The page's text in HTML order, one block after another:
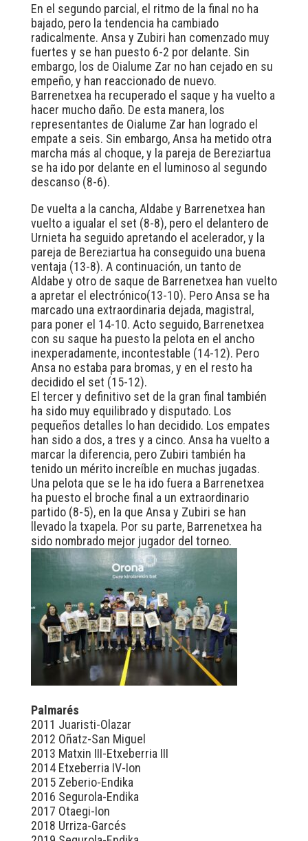
En el segundo parcial, el ritmo de la final no ha
bajado, pero la tendencia ha cambiado
radicalmente. Ansa y Zubiri han comenzado muy
fuertes y se han puesto 6-2 por delante. Sin
embargo, los de Oialume Zar no han cejado en su
empeño, y han reaccionado de nuevo.
Barrenetxea ha recuperado el saque y ha vuelto a
hacer mucho daño. De esta manera, los
representantes de Oialume Zar han logrado el
empate a seis. Sin embargo, Ansa ha metido otra
marcha más al choque, y la pareja de Bereziartua
se ha ido por delante en el luminoso al segundo
descanso (8-6).
De vuelta a la cancha, Aldabe y Barrenetxea han
vuelto a igualar el set (8-8), pero el delantero de
Urnieta ha seguido apretando el acelerador, y la
pareja de Bereziartua ha conseguido una buena
ventaja (13-8). A continuación, un tanto de
Aldabe y otro de saque de Barrenetxea han vuelto
a apretar el electrónico(13-10). Pero Ansa se ha
marcado una extraordinaria dejada, magistral,
para poner el 14-10. Acto seguido, Barrenetxea
con su saque ha puesto la pelota en el ancho
inexperadamente, incontestable (14-12). Pero
Ansa no estaba para bromas, y en el resto ha
decidido el set (15-12).
El tercer y definitivo set de la gran final también
ha sido muy equilibrado y disputado. Los
pequeños detalles lo han decidido. Los empates
han sido a dos, a tres y a cinco. Ansa ha vuelto a
marcar la diferencia, pero Zubiri también ha
tenido un mérito increíble en muchas jugadas.
Una pelota que se le ha ido fuera a Barrenetxea
ha puesto el broche final a un extraordinario
partido (8-5), en la que Ansa y Zubiri se han
llevado la txapela. Por su parte, Barrenetxea ha
sido nombrado mejor jugador del torneo.
Palmarés
2011 Juaristi-Olazar
2012 Oñatz-San Miguel
2013 Matxin III-Etxeberria III
2014 Etxeberria IV-Ion
2015 Zeberio-Endika
2016 Segurola-Endika
2017 Otaegi-Ion
2018 Urriza-Garcés